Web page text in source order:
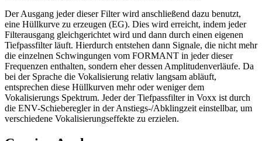
Der Ausgang jeder dieser Filter wird anschließend dazu benutzt,
eine Hüllkurve zu erzeugen (EG). Dies wird erreicht, indem jeder
Filterausgang gleichgerichtet wird und dann durch einen eigenen
Tiefpassfilter läuft. Hierdurch entstehen dann Signale, die nicht mehr
die einzelnen Schwingungen vom FORMANT in jeder dieser
Frequenzen enthalten, sondern eher dessen Amplitudenverläufe. Da
bei der Sprache die Vokalisierung relativ langsam abläuft,
entsprechen diese Hüllkurven mehr oder weniger dem
Vokalisierungs Spektrum. Jeder der Tiefpassfilter in Voxx ist durch
die ENV-Schieberegler in der Anstiegs-/Abklingzeit einstellbar, um
verschiedene Vokalisierungseffekte zu erzielen.